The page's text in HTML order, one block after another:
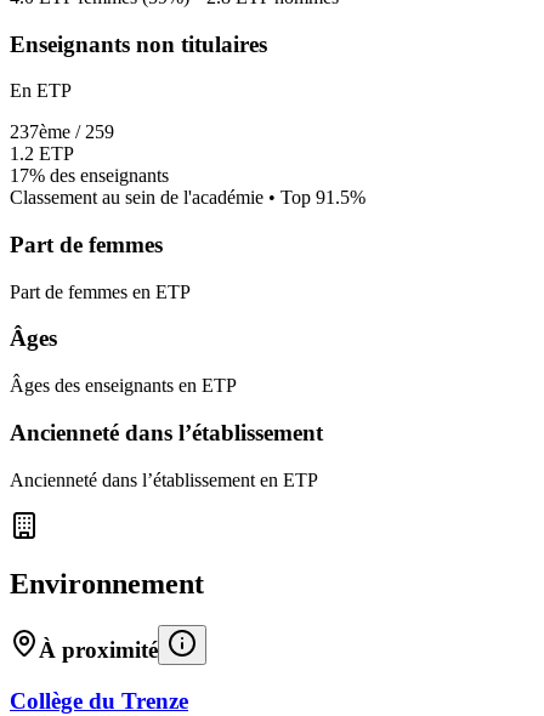
Enseignants non titulaires
En ETP
237ème / 259
1.2 ETP
17% des enseignants
Classement au sein de l'académie • Top 91.5%
Part de femmes
Part de femmes en ETP
Âges
Âges des enseignants en ETP
Ancienneté dans l’établissement
Ancienneté dans l’établissement en ETP
Environnement
À proximité
Collège du Trenze